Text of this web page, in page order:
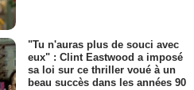
"Tu n'auras plus de souci avec
eux" : Clint Eastwood a imposé
sa loi sur ce thriller voué à un
beau succès dans les années 90